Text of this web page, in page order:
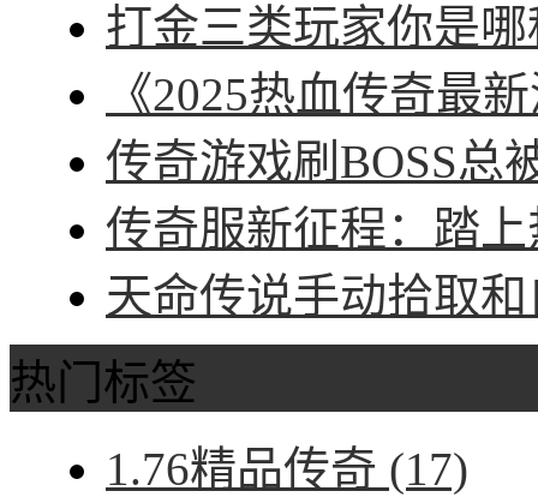
打金三类玩家你是
《2025热血传奇最
传奇游戏刷BOSS总
传奇服新征程：踏
天命传说手动拾取
热门标签
1.76精品传奇 (17)